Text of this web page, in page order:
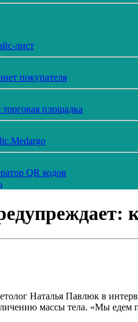
лист
покупателя
площадка
QR кодов
Наталья Павлюк в
массы тела. «Мы едем